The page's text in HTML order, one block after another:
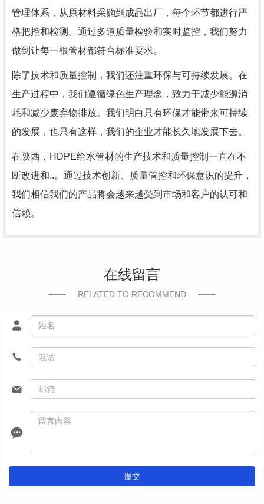
管理体系，从原材料采购到成品出厂，每个环节都进行严
格把控和检测。通过多道质量检验和实时监控，我们努力
做到让每一根管材都符合标准要求。
除了技术和质量控制，我们还注重环保与可持续发展。在
生产过程中，我们遵循绿色生产理念，致力于减少能源消
耗和减少废弃物排放。我们明白只有环保才能带来可持续
的发展，也只有这样，我们的企业才能长久地发展下去。
在陕西，HDPE给水管材的生产技术和质量控制一直在不
断改进和..。通过技术创新、质量管控和环保意识的提升，
我们相信我们的产品将会越来越受到市场和客户的认可和
信赖。
在线留言
RELATED TO RECOMMEND
提交